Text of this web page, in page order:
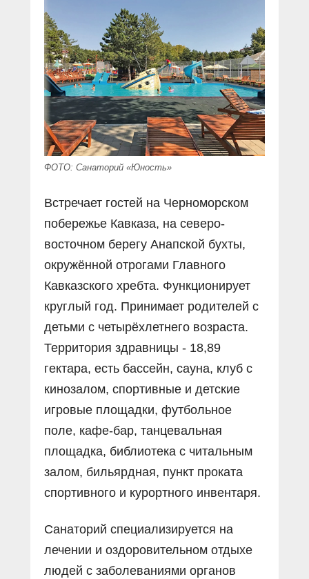
ФОТО: Санаторий «Юность»
Встречает гостей на Черноморском
побережье Кавказа, на северо-
восточном берегу Анапской бухты,
окружённой отрогами Главного
Кавказского хребта. Функционирует
круглый год. Принимает родителей с
детьми с четырёхлетнего возраста.
Территория здравницы - 18,89
гектара, есть бассейн, сауна, клуб с
кинозалом, спортивные и детские
игровые площадки, футбольное
поле, кафе-бар, танцевальная
площадка, библиотека с читальным
залом, бильярдная, пункт проката
спортивного и курортного инвентаря.
Санаторий специализируется на
лечении и оздоровительном отдыхе
людей с заболеваниями органов